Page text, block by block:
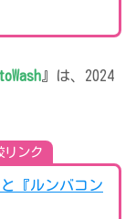
』は、2024
リンク
と『ルンバコン